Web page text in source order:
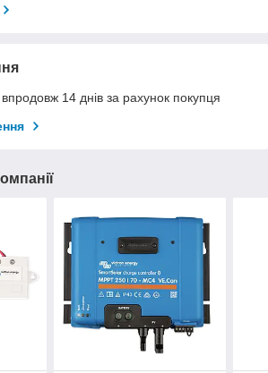
14 днів за рахунок покупця